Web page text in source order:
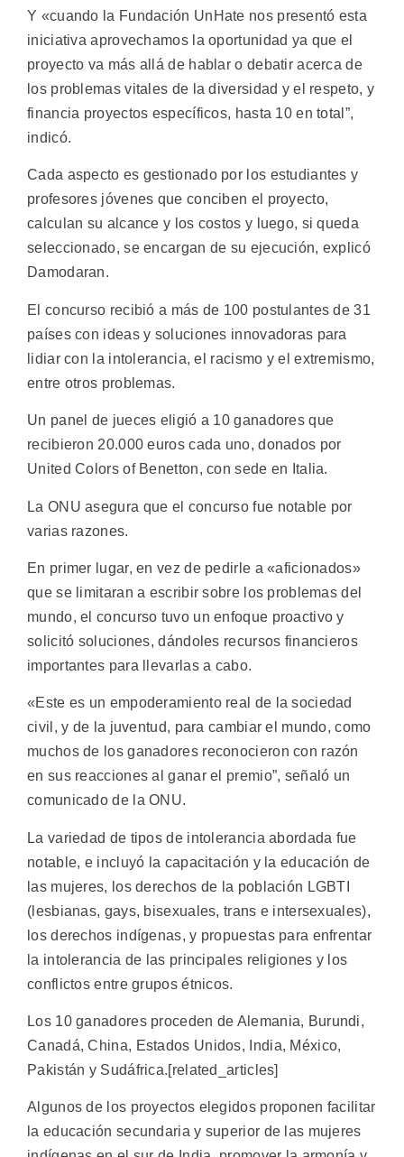
Y «cuando la Fundación UnHate nos presentó esta
iniciativa aprovechamos la oportunidad ya que el
proyecto va más allá de hablar o debatir acerca de
los problemas vitales de la diversidad y el respeto, y
financia proyectos específicos, hasta 10 en total”,
indicó.
Cada aspecto es gestionado por los estudiantes y
profesores jóvenes que conciben el proyecto,
calculan su alcance y los costos y luego, si queda
seleccionado, se encargan de su ejecución, explicó
Damodaran.
El concurso recibió a más de 100 postulantes de 31
países con ideas y soluciones innovadoras para
lidiar con la intolerancia, el racismo y el extremismo,
entre otros problemas.
Un panel de jueces eligió a 10 ganadores que
recibieron 20.000 euros cada uno, donados por
United Colors of Benetton, con sede en Italia.
La ONU asegura que el concurso fue notable por
varias razones.
En primer lugar, en vez de pedirle a «aficionados»
que se limitaran a escribir sobre los problemas del
mundo, el concurso tuvo un enfoque proactivo y
solicitó soluciones, dándoles recursos financieros
importantes para llevarlas a cabo.
«Este es un empoderamiento real de la sociedad
civil, y de la juventud, para cambiar el mundo, como
muchos de los ganadores reconocieron con razón
en sus reacciones al ganar el premio”, señaló un
comunicado de la ONU.
La variedad de tipos de intolerancia abordada fue
notable, e incluyó la capacitación y la educación de
las mujeres, los derechos de la población LGBTI
(lesbianas, gays, bisexuales, trans e intersexuales),
los derechos indígenas, y propuestas para enfrentar
la intolerancia de las principales religiones y los
conflictos entre grupos étnicos.
Los 10 ganadores proceden de Alemania, Burundi,
Canadá, China, Estados Unidos, India, México,
Pakistán y Sudáfrica.[related_articles]
Algunos de los proyectos elegidos proponen facilitar
la educación secundaria y superior de las mujeres